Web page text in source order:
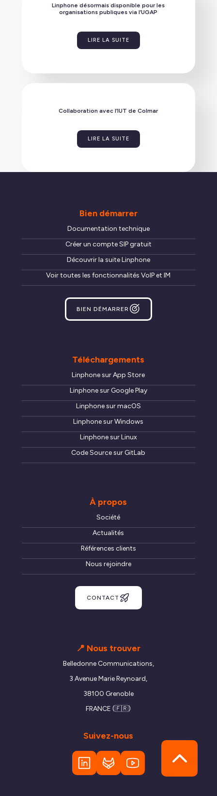
Linphone désormais disponible pour les
organisations publiques via l’UGAP
LIRE LA SUITE
Collaboration avec l’IUT de Colmar
LIRE LA SUITE
Bien démarrer
Documentation technique
Créer un compte SIP gratuit
Découvrir la suite Linphone
Voir toutes les fonctionnalités VoIP et IM
BIEN DÉMARRER
Téléchargements
Linphone sur App Store
Linphone sur Google Play
Linphone sur macOS
Linphone sur Windows
Linphone sur Linux
Code Source sur GitLab
À propos
Société
Actualités
Références clients
Nous rejoindre
CONTACT
📍 Nous trouver
Belledonne Communications,
3 Avenue Marie Reynoard,
38100 Grenoble
FRANCE (🇫🇷)
Suivez-nous